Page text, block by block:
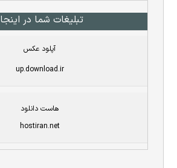
تبلیغات شما در اینجا
آپلود عکس
up.download.ir
هاست دانلود
hostiran.net